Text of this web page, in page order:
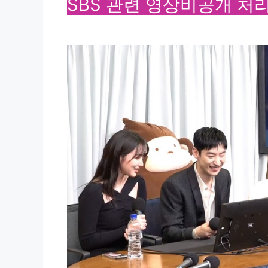
SBS 관련 영상비공개 처